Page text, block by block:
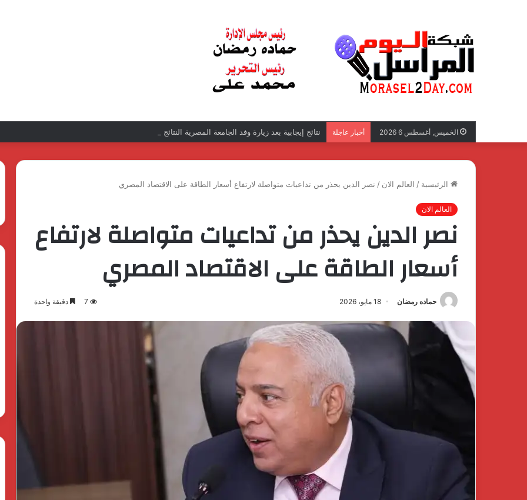
الخميس, أغسطس 6 2026 أخبار عاجلة نتائج إيجابية بعد زيارة وفد الجامعة المصرية النتائج إيجابية بعد زيارة وفد الجامعة المصرية الروسية
الرئيسية / العالم الان / نصر الدين يحذر من تداعيات متواصلة لارتفاع أسعار الطاقة على الاقتصاد المصري
العالم الان
نصر الدين يحذر من تداعيات متواصلة لارتفاع
أسعار الطاقة على الاقتصاد المصري
حماده رمضان 18 مايو، 2026 7 دقيقة واحدة
The